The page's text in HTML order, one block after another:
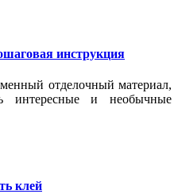
инструкция
отделочный материал,
интересные и необычные
клей